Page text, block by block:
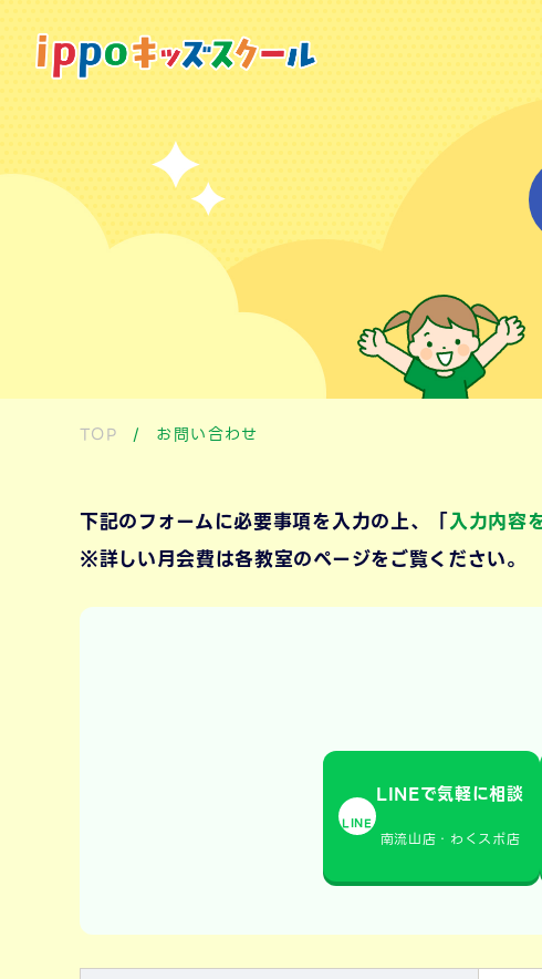
TOP / お問い合わせ
下記のフォームに必要事項を入力の上、「入力内容
※詳しい月会費は各教室のページをご覧ください。
LINE
LINEで気軽に相談
南流山店・わくスポ店